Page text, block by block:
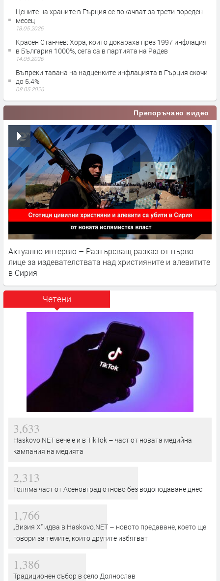
Цените на храните в Гърция се покачват за трети пореден
месец
18.05.2026
Красен Станчев: Хора, които докараха през 1997 инфлация
в България 1000%, сега са в партията на Радев
14.05.2026
Въпреки тавана на надценките инфлацията в Гърция скочи
до 5.4%
08.05.2026
Препоръчано видео
Актуално интервю – Разтърсващ разказ от първо
лице за издевателствата над християните и алевитите
в Сирия
Четени
3,633
Haskovo.NET вече е и в TikTok – част от новата медийна
кампания на медията
2,313
Голяма част от Асеновград отново без водоподаване днес
1,766
„Визия Х“ идва в Haskovo.NET – новото предаване, което ще
говори за темите, които другите избягват
1,386
Традиционен събор в село Долнослав